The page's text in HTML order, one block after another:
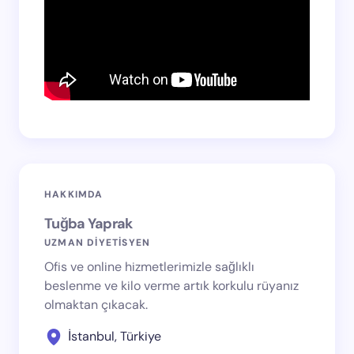
HAKKIMDA
Tuğba Yaprak
UZMAN DİYETİSYEN
Ofis ve online hizmetlerimizle sağlıklı
beslenme ve kilo verme artık korkulu rüyanız
olmaktan çıkacak.
İstanbul, Türkiye